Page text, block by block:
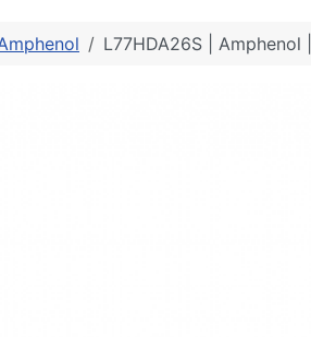
L77HDA26S | Amphenol